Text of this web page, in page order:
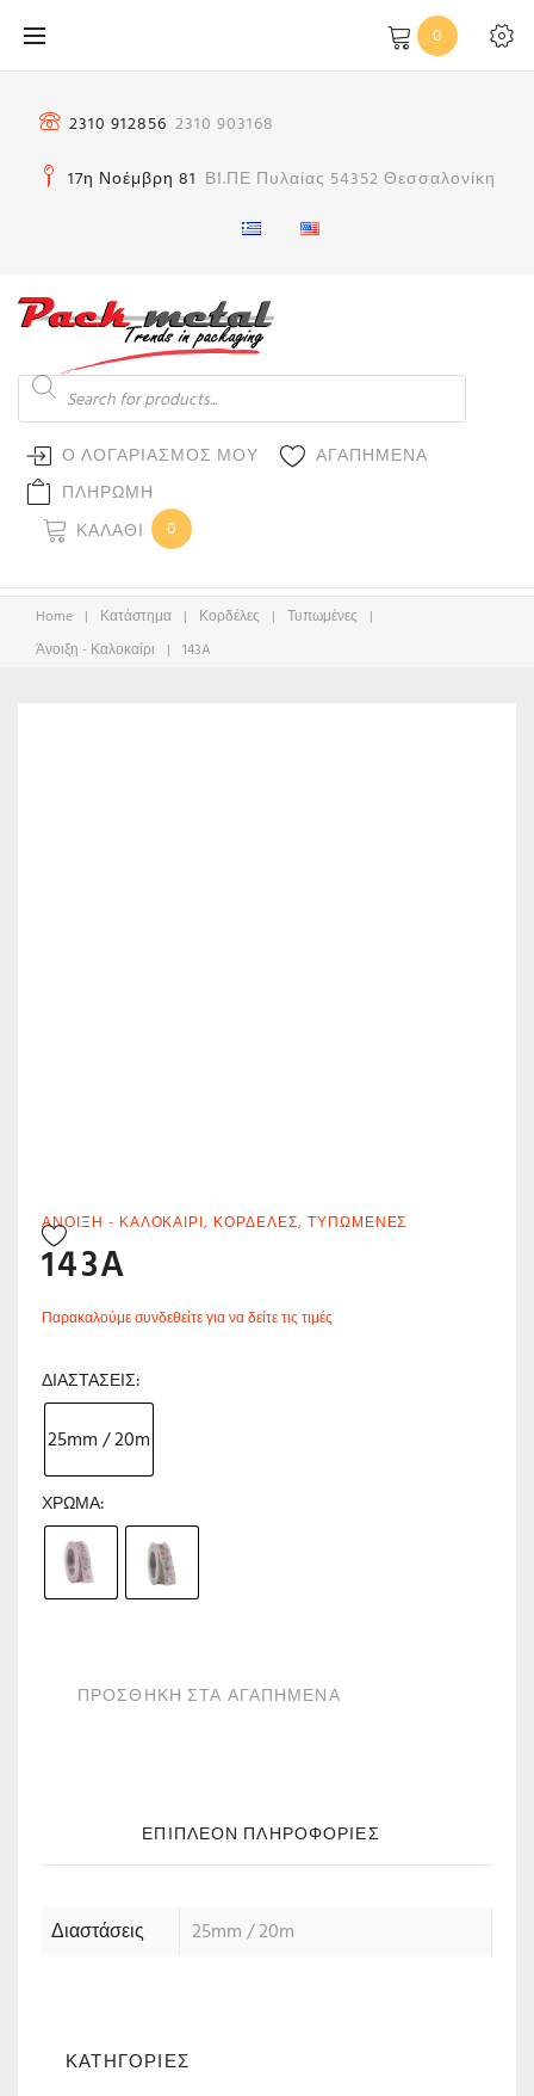
στο
0
2310 912856 2310 903168
17η Νοέμβρη 81 ΒΙ.ΠΕ Πυλαίας 54352 Θεσσαλονίκη
Products
search
Ο ΛΟΓΑΡΙΑΣΜΟΣ ΜΟΥ
ΑΓΑΠΗΜΕΝΑ
ΠΛΗΡΩΜΗ
ΚΑΛΆΘΙ
0
Home | Κατάστημα | Κορδέλες | Τυπωμένες |
Άνοιξη - Καλοκαίρι
| 143A
ΆΝΟΙΞΗ - ΚΑΛΟΚΑΊΡΙ, ΚΟΡΔΈΛΕΣ, ΤΥΠΩΜΈΝΕΣ
143A
Παρακαλούμε συνδεθείτε για να δείτε τις τιμές
ΔΙΑΣΤΆΣΕΙΣ
25mm / 20m
ΧΡΏΜΑ
ΠΡΟΣΘΗΚΗ ΣΤΑ ΑΓΑΠΗΜΕΝΑ
ΕΠΙΠΛΈΟΝ ΠΛΗΡΟΦΟΡΊΕΣ
Διαστάσεις 25mm / 20m
ΚΑΤΗΓΟΡΙΕΣ